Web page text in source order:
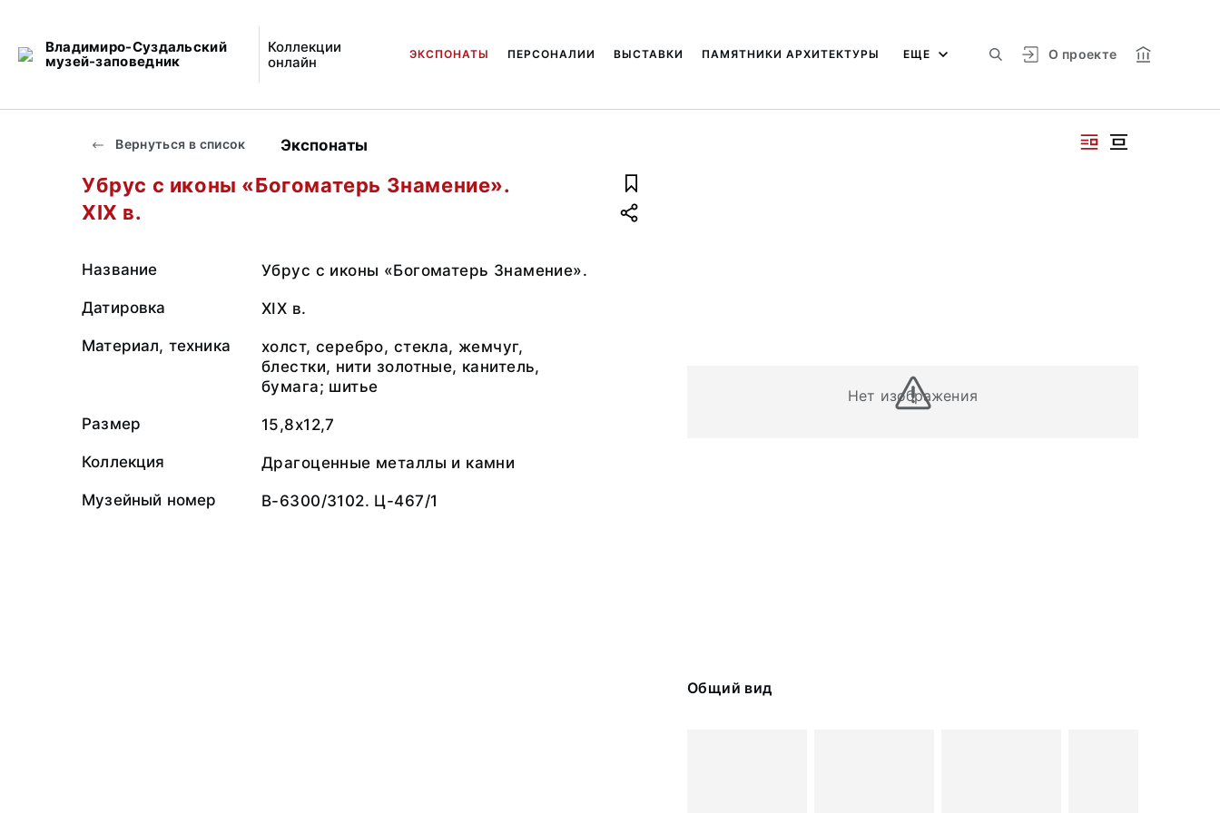
Владимиро-Суздальский
музей-заповедник
Коллекции
онлайн
О проекте
ЭКСПОНАТЫ ПЕРСОНАЛИИ ВЫСТАВКИ ПАМЯТНИКИ АРХИТЕКТУРЫ ЕЩЕ
Вернуться в список Экспонаты
Нет изображения
Общий вид
Убрус с иконы «Богоматерь Знамение».
XIX в.
Название Убрус с иконы «Богоматерь Знамение».
Датировка XIX в.
Материал, техника
холст, серебро, стекла, жемчуг,
блестки, нити золотные, канитель,
бумага; шитье
Размер 15,8x12,7
Коллекция Драгоценные металлы и камни
Музейный номер В-6300/3102. Ц-467/1